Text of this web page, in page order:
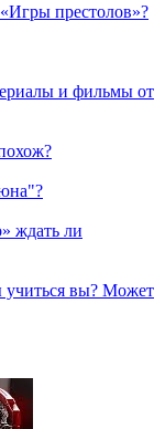
престолов»?
и фильмы от
ждать ли
учиться вы? Может